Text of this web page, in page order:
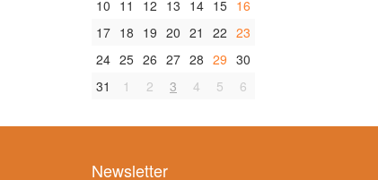
10 11 12 13 14 15 16
17 18 19 20 21 22 23
24 25 26 27 28 29 30
31
1 2 3 4 5 6
Newsletter